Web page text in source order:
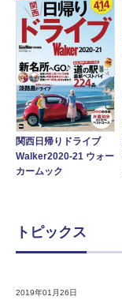
関西日帰りドライブ
Walker2020-21 ウォー
カームック
トピックス
2019年01月26日